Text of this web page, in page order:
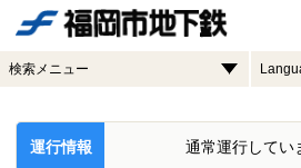
検索メニュー
運行情報 通常運行してい